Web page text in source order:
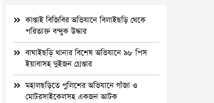
কাপ্তাই বিজিবির অভিযানে বিলাইছড়ি থেকে
পরিত্যক্ত বন্দুক উদ্ধার
বাঘাইছড়ি থানার বিশেষ অভিযানে ৯৮ পিস
ইয়াবাসহ দুইজন গ্রেপ্তার
মহালছড়িতে পুলিশের অভিযানে গাঁজা ও
মোটরসাইকেলসহ একজন আটক